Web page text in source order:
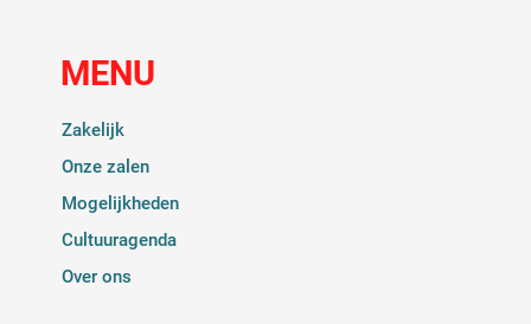
MENU
Zakelijk
Onze zalen
Mogelijkheden
Cultuuragenda
Over ons